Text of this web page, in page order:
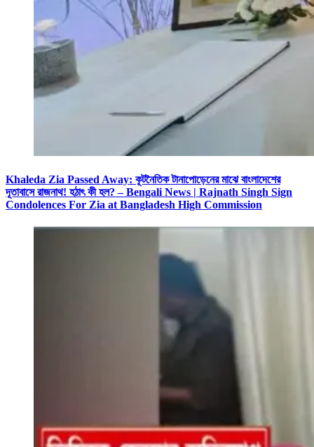
Khaleda Zia Passed Away: কূটনৈতিক টানাপোড়েনের মাঝে বাংলাদেশের
দূতাবাসে রাজনাথ! হঠাৎ কী হল? – Bengali News | Rajnath Singh Sign
Condolences For Zia at Bangladesh High Commission